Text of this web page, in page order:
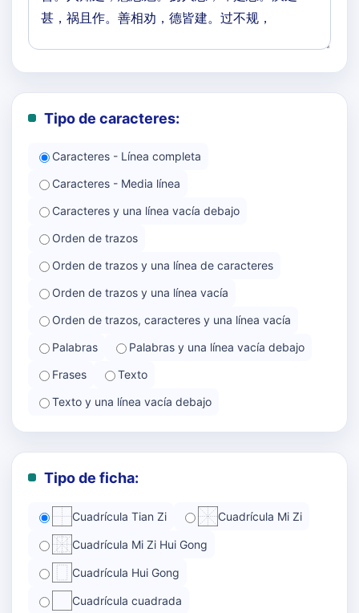
Tipo de caracteres:
Caracteres - Línea completa
Caracteres - Media línea
Caracteres y una línea vacía debajo
Orden de trazos
Orden de trazos y una línea de caracteres
Orden de trazos y una línea vacía
Orden de trazos, caracteres y una línea vacía
Palabras
Palabras y una línea vacía debajo
Frases
Texto
Texto y una línea vacía debajo
Tipo de ficha:
Cuadrícula Tian Zi Cuadrícula Mi Zi
Cuadrícula Mi Zi Hui Gong
Cuadrícula Hui Gong
Cuadrícula cuadrada